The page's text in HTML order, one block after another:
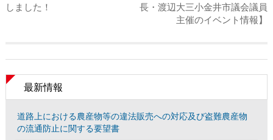
しました！
長・渡辺大三小金井市議会議員
主催のイベント情報】
最新情報
道路上における農産物等の違法販売への対応及び盗難農産物
の流通防止に関する要望書